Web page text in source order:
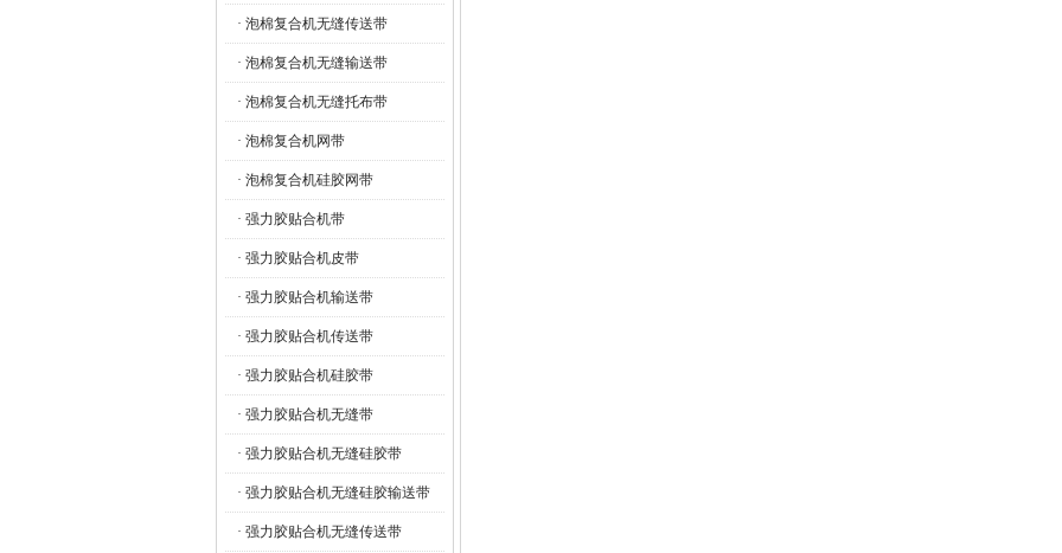
· 泡棉复合机无缝传送带
· 泡棉复合机无缝输送带
· 泡棉复合机无缝托布带
· 泡棉复合机网带
· 泡棉复合机硅胶网带
· 强力胶贴合机带
· 强力胶贴合机皮带
· 强力胶贴合机输送带
· 强力胶贴合机传送带
· 强力胶贴合机硅胶带
· 强力胶贴合机无缝带
· 强力胶贴合机无缝硅胶带
· 强力胶贴合机无缝硅胶输送带
· 强力胶贴合机无缝传送带